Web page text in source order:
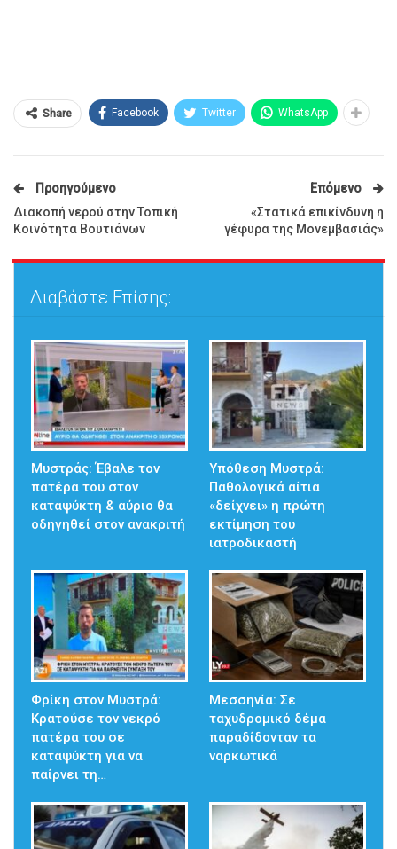
Share Facebook Twitter WhatsApp
Προηγούμενο
Διακοπή νερού στην Τοπική
Κοινότητα Βουτιάνων
Επόμενο
«Στατικά επικίνδυνη η
γέφυρα της Μονεμβασιάς»
Διαβάστε Επίσης:
Μυστράς: Έβαλε τον
πατέρα του στον
καταψύκτη & αύριο θα
οδηγηθεί στον ανακριτή
Υπόθεση Μυστρά:
Παθολογικά αίτια
«δείχνει» η πρώτη
εκτίμηση του
ιατροδικαστή
Φρίκη στον Μυστρά:
Κρατούσε τον νεκρό
πατέρα του σε
καταψύκτη για να
παίρνει τη…
Μεσσηνία: Σε
ταχυδρομικό δέμα
παραδίδονταν τα
ναρκωτικά